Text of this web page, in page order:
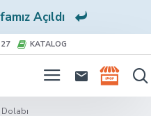
Açıldı
KATALOG